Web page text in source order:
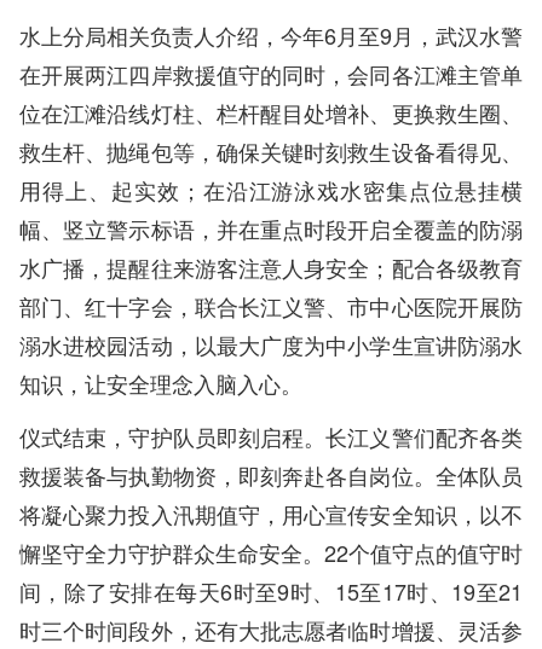
水上分局相关负责人介绍，今年6月至9月，武汉水警
在开展两江四岸救援值守的同时，会同各江滩主管单
位在江滩沿线灯柱、栏杆醒目处增补、更换救生圈、
救生杆、抛绳包等，确保关键时刻救生设备看得见、
用得上、起实效；在沿江游泳戏水密集点位悬挂横
幅、竖立警示标语，并在重点时段开启全覆盖的防溺
水广播，提醒往来游客注意人身安全；配合各级教育
部门、红十字会，联合长江义警、市中心医院开展防
溺水进校园活动，以最大广度为中小学生宣讲防溺水
知识，让安全理念入脑入心。
仪式结束，守护队员即刻启程。长江义警们配齐各类
救援装备与执勤物资，即刻奔赴各自岗位。全体队员
将凝心聚力投入汛期值守，用心宣传安全知识，以不
懈坚守全力守护群众生命安全。22个值守点的值守时
间，除了安排在每天6时至9时、15至17时、19至21
时三个时间段外，还有大批志愿者临时增援、灵活参